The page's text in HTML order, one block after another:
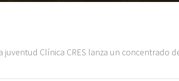
juventud Clínica CRES lanza un